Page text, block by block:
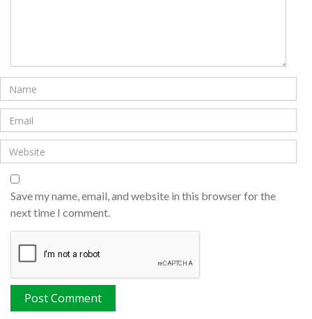
Save my name, email, and website in this browser for the
next time I comment.